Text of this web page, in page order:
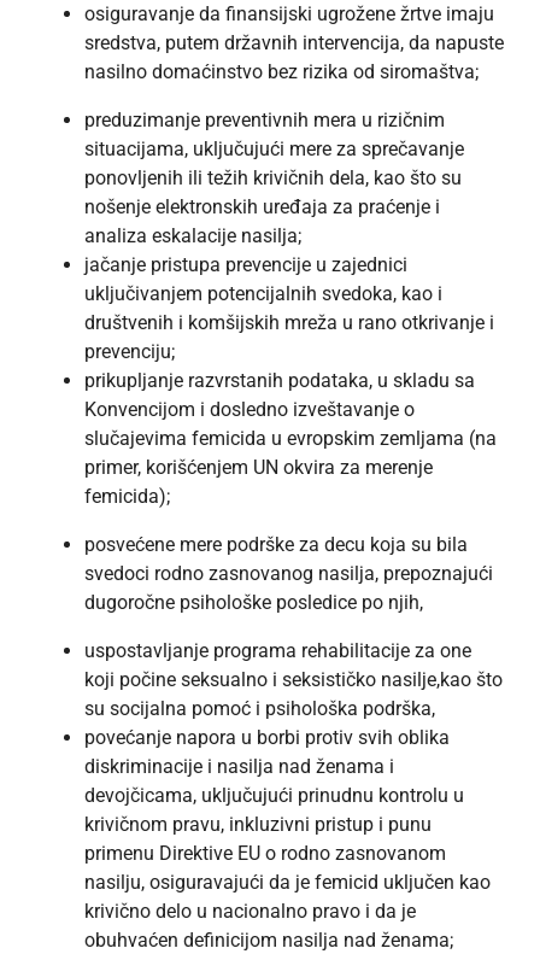
osiguravanje da finansijski ugrožene žrtve imaju
sredstva, putem državnih intervencija, da napuste
nasilno domaćinstvo bez rizika od siromaštva;
preduzimanje preventivnih mera u rizičnim
situacijama, uključujući mere za sprečavanje
ponovljenih ili težih krivičnih dela, kao što su
nošenje elektronskih uređaja za praćenje i
analiza eskalacije nasilja;
jačanje pristupa prevencije u zajednici
uključivanjem potencijalnih svedoka, kao i
društvenih i komšijskih mreža u rano otkrivanje i
prevenciju;
prikupljanje razvrstanih podataka, u skladu sa
Konvencijom i dosledno izveštavanje o
slučajevima femicida u evropskim zemljama (na
primer, korišćenjem UN okvira za merenje
femicida);
posvećene mere podrške za decu koja su bila
svedoci rodno zasnovanog nasilja, prepoznajući
dugoročne psihološke posledice po njih,
uspostavljanje programa rehabilitacije za one
koji počine seksualno i seksističko nasilje,kao što
su socijalna pomoć i psihološka podrška,
povećanje napora u borbi protiv svih oblika
diskriminacije i nasilja nad ženama i
devojčicama, uključujući prinudnu kontrolu u
krivičnom pravu, inkluzivni pristup i punu
primenu Direktive EU o rodno zasnovanom
nasilju, osiguravajući da je femicid uključen kao
krivično delo u nacionalno pravo i da je
obuhvaćen definicijom nasilja nad ženama;